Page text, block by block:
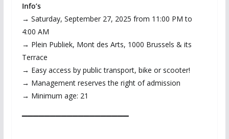
Info’s
→ Saturday, September 27, 2025 from 11:00 PM to
4:00 AM
→ Plein Publiek, Mont des Arts, 1000 Brussels & its
Terrace
→ Easy access by public transport, bike or scooter!
→ Management reserves the right of admission
→ Minimum age: 21
▔▔▔▔▔▔▔▔▔▔▔▔▔▔▔▔▔▔▔